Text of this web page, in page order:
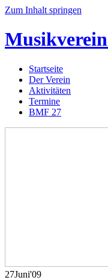
Zum Inhalt springen
Musikverein
Startseite
Der Verein
Aktivitäten
Termine
BMF 27
27Juni'09